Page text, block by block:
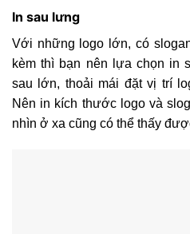
In sau lưng
Với những logo lớn, có
kèm thì bạn nên lựa chọn in
sau lớn, thoải mái đặt vị trí
Nên in kích thước logo và
nhìn ở xa cũng có thể thấy